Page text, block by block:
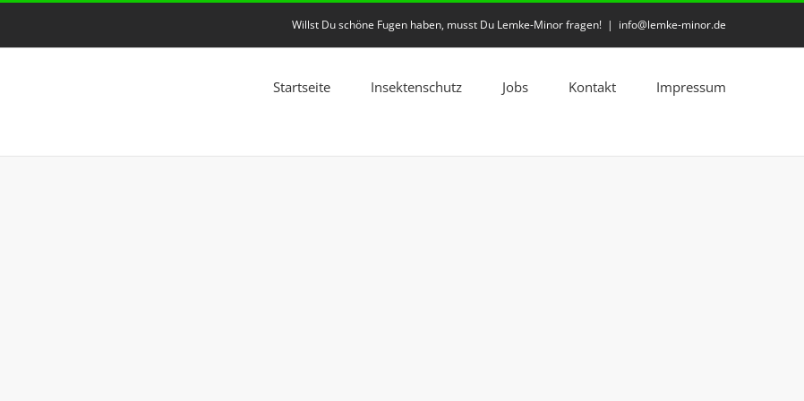
Willst Du schöne Fugen haben, musst Du Lemke-Minor fragen! | info@lemke-minor.de
Startseite Insektenschutz Jobs Kontakt Impressum